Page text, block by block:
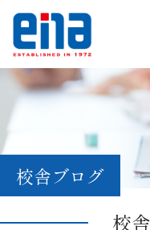
校舎ブログ
校